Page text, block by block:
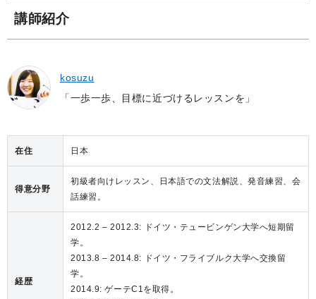
講師紹介
kosuzu
一歩一歩、目標に近づけるレッスンを
在住 日本
得意分野
初級者向けレッスン、日本語での文法解説、発音練習、会
話練習。
経歴
2012.2 – 2012.3: ドイツ・テュービンゲン大学へ短期留
学。
2013.8 – 2014.8: ドイツ・フライブルク大学へ交換留
学。
2014.9: ゲーテC1を取得。